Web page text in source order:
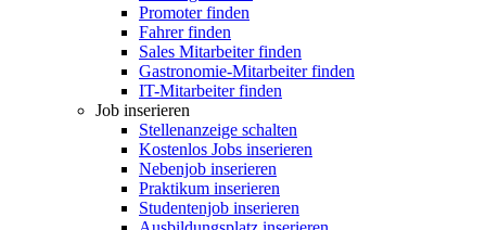
Promoter finden
Fahrer finden
Sales Mitarbeiter finden
Gastronomie-Mitarbeiter finden
IT-Mitarbeiter finden
Job inserieren
Stellenanzeige schalten
Kostenlos Jobs inserieren
Nebenjob inserieren
Praktikum inserieren
Studentenjob inserieren